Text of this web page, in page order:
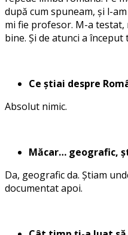
după cum spuneam, și l-
mi fie profesor. M-a testat,
bine. Și de atunci a
Ce știai despre
Absolut nimic.
Măcar… geografic,
Da, geografic da. Știam
documentat apoi.